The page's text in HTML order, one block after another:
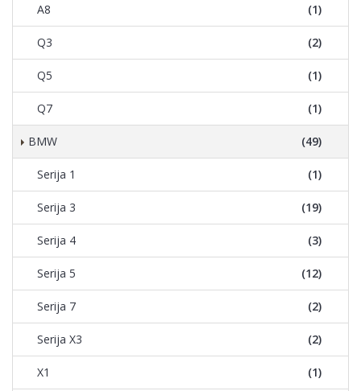
A8 (1)
Q3 (2)
Q5 (1)
Q7 (1)
BMW (49)
Serija 1 (1)
Serija 3 (19)
Serija 4 (3)
Serija 5 (12)
Serija 7 (2)
Serija X3 (2)
X1 (1)